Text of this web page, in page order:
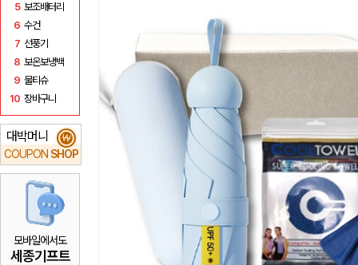
5 보조배터리
6 수건
7 선풍기
8 보온보냉백
9 물티슈
10 장바구니
대박머니
COUPON SHOP
₩
모바일에서도
세종기프트